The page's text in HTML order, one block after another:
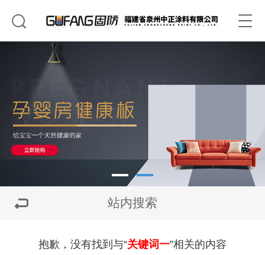
站内搜索
抱歉，没有找到与“关键词一”相关的内容